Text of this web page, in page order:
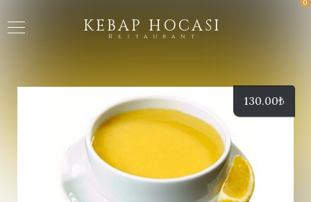
KEBAP HOCASI
Restaurant
0
130.00₺